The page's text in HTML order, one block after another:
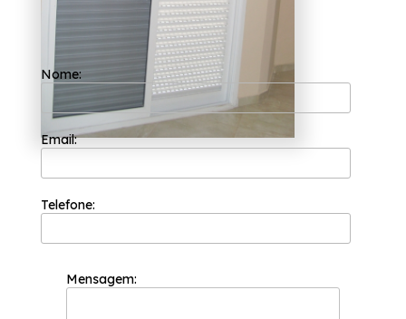
Você está a procura de empresas que fazem
porta de alumínio branco para quarto Bairro
do Limão, Para encontrar esquadrias
alumínio qualidade também está
relacionada à leveza que o matéria
apresenta, você pode contar com a
Esquadriflex. Não deixe de entrar em contato
para obter mais informações sobre cada
opção oferecida para nossos clientes com
qualidade.
Nome:
Email:
Telefone:
Mensagem: